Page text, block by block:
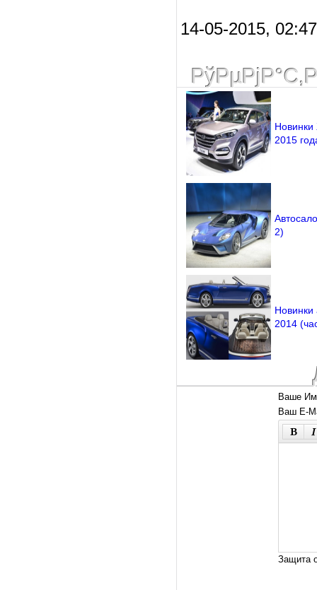
14-05-2015,
Новинки
2015
2)
Новинки
2014
Ваше
Ваш E-
Защита